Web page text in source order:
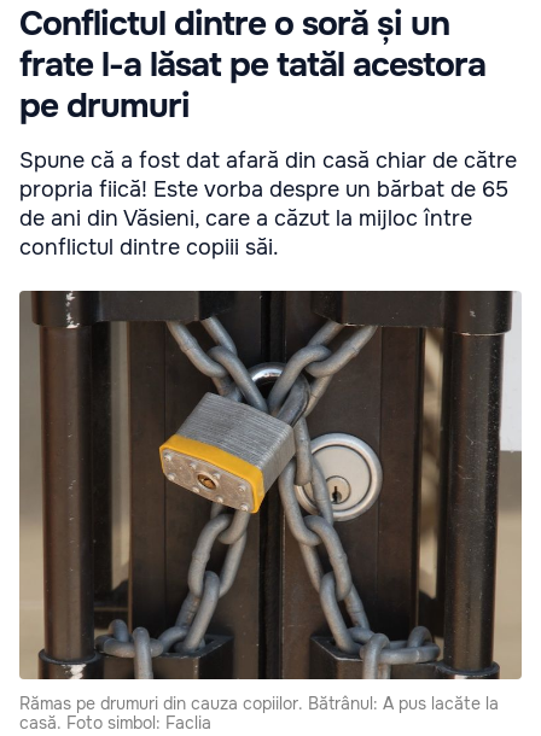
Conflictul dintre o soră și un
frate l-a lăsat pe tatăl acestora
pe drumuri
Spune că a fost dat afară din casă chiar de către
propria fiică! Este vorba despre un bărbat de 65
de ani din Văsieni, care a căzut la mijloc între
conflictul dintre copiii săi.
Rămas pe drumuri din cauza copiilor. Bătrânul: A pus lacăte la
casă. Foto simbol: Faclia